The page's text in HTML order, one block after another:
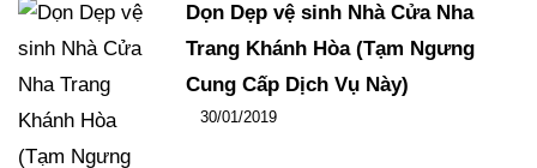
Dọn Dẹp vệ sinh Nhà Cửa Nha
Trang Khánh Hòa (Tạm Ngưng
Cung Cấp Dịch Vụ Này)
Đăng ngày
30/01/2019